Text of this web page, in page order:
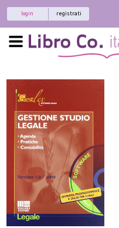
registrati
login